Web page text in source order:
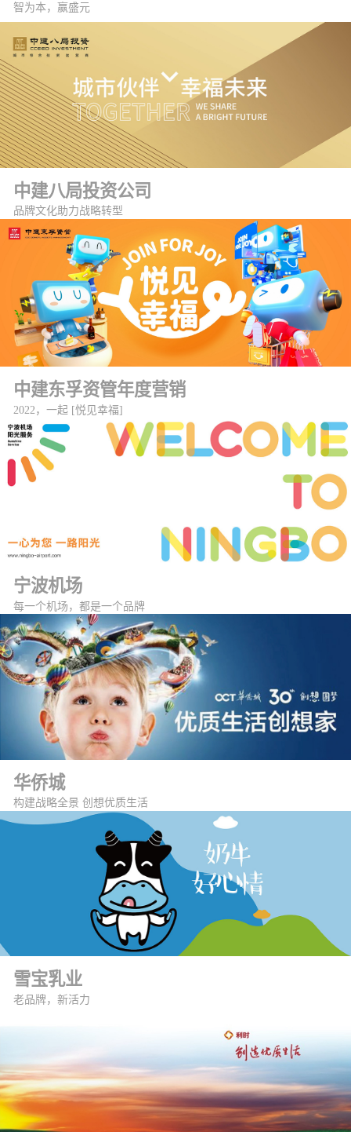
智为本，赢盛元
中建八局投资公司
品牌文化助力战略转型
中建东孚资管年度营销
2022，一起 [悦见幸福]
宁波机场
每一个机场，都是一个品牌
华侨城
构建战略全景 创想优质生活
雪宝乳业
老品牌，新活力